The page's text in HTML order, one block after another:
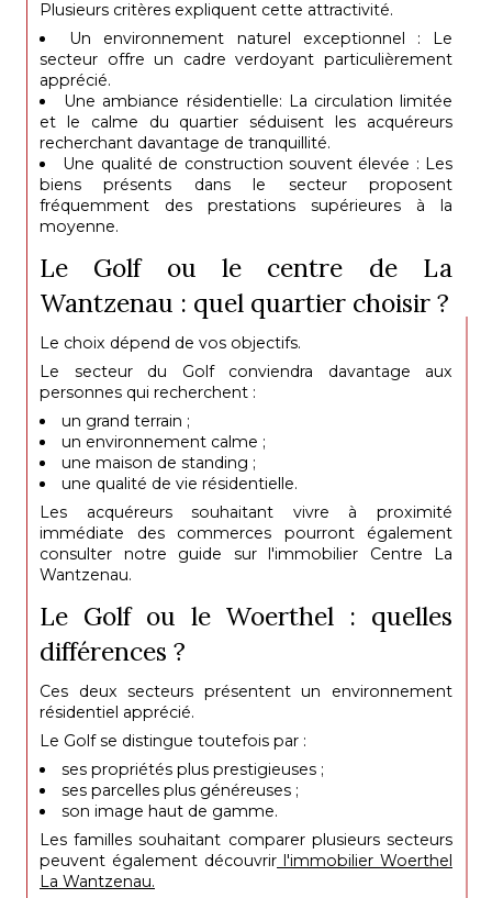
Plusieurs critères expliquent cette attractivité.
Un environnement naturel exceptionnel : Le
secteur offre un cadre verdoyant particulièrement
apprécié.
Une ambiance résidentielle: La circulation limitée
et le calme du quartier séduisent les acquéreurs
recherchant davantage de tranquillité.
Une qualité de construction souvent élevée : Les
biens présents dans le secteur proposent
fréquemment des prestations supérieures à la
moyenne.
Le Golf ou le centre de La
Wantzenau : quel quartier choisir ?
Le choix dépend de vos objectifs.
Le secteur du Golf conviendra davantage aux
personnes qui recherchent :
un grand terrain ;
un environnement calme ;
une maison de standing ;
une qualité de vie résidentielle.
Les acquéreurs souhaitant vivre à proximité
immédiate des commerces pourront également
consulter notre guide sur l'immobilier Centre La
Wantzenau.
Le Golf ou le Woerthel : quelles
différences ?
Ces deux secteurs présentent un environnement
résidentiel apprécié.
Le Golf se distingue toutefois par :
ses propriétés plus prestigieuses ;
ses parcelles plus généreuses ;
son image haut de gamme.
Les familles souhaitant comparer plusieurs secteurs
peuvent également découvrir l'immobilier Woerthel
La Wantzenau.